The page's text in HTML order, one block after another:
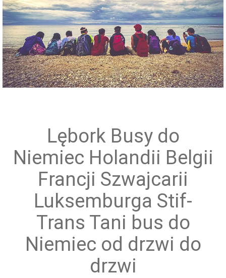
Przewóz grup zorganizowanych
Lębork Busy do
Niemiec Holandii Belgii
Francji Szwajcarii
Luksemburga Stif-
Trans Tani bus do
Niemiec od drzwi do
drzwi